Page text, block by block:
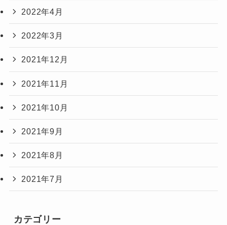
2022年4月
2022年3月
2021年12月
2021年11月
2021年10月
2021年9月
2021年8月
2021年7月
カテゴリー